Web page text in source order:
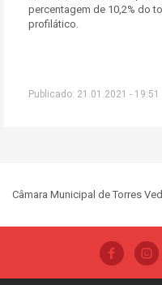
percentagem de 10,2% do
profilático.
Publicado: 21.01.2021 -
Câmara Municipal de Torres